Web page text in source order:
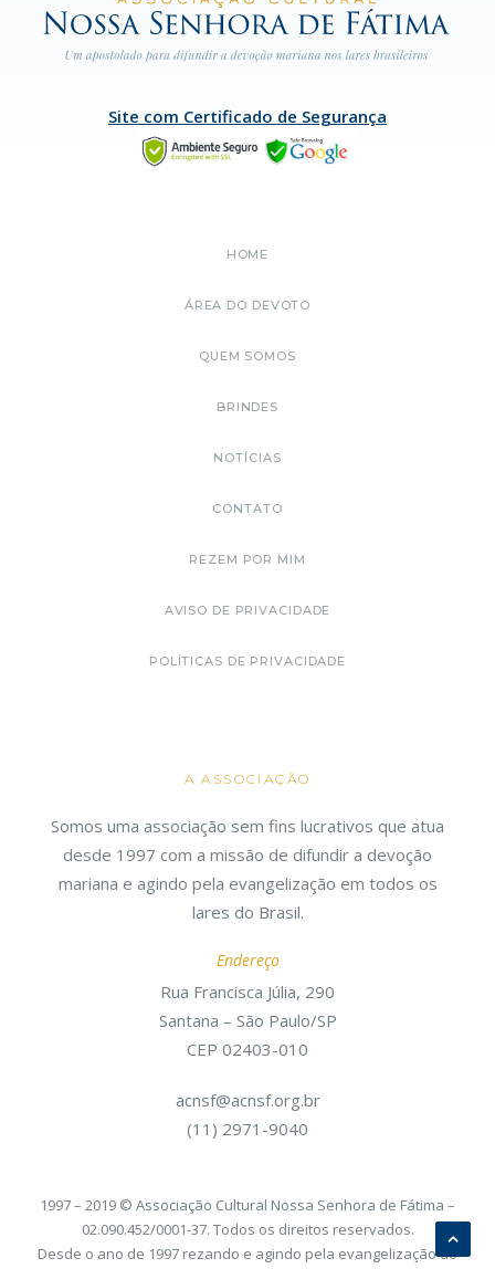
Site com Certificado de Segurança
HOME
ÁREA DO DEVOTO
QUEM SOMOS
BRINDES
NOTÍCIAS
CONTATO
REZEM POR MIM
AVISO DE PRIVACIDADE
POLÍTICAS DE PRIVACIDADE
A ASSOCIAÇÃO
Somos uma associação sem fins lucrativos que atua
desde 1997 com a missão de difundir a devoção
mariana e agindo pela evangelização em todos os
lares do Brasil.
Endereço
Rua Francisca Júlia, 290
Santana – São Paulo/SP
CEP 02403-010
acnsf@acnsf.org.br
(11) 2971-9040
1997 – 2019 © Associação Cultural Nossa Senhora de Fátima –
02.090.452/0001-37. Todos os direitos reservados.
Desde o ano de 1997 rezando e agindo pela evangelização do